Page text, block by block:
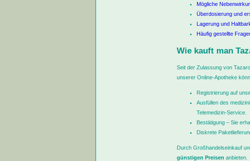
Mögliche
Überdosierung und
Lagerung und
Häufig gestellte
Wie kauft man
Seit der Zulassung von
unserer Online-Apotheke
Registrierung auf
Ausfüllen des
Telemedizin-Service.
Bestätigung – Sie
Diskrete
Durch Großhandelseinkauf
günstigen Preisen anbieten.